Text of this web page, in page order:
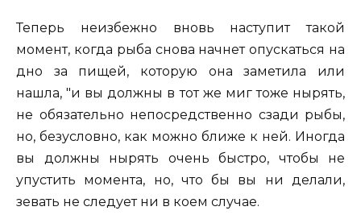
Теперь неизбежно вновь наступит такой
момент, когда рыба снова начнет опускаться на
дно за пищей, которую она заметила или
нашла, "и вы должны в тот же миг тоже нырять,
не обязательно непосредственно сзади рыбы,
но, безусловно, как можно ближе к ней. Иногда
вы должны нырять очень быстро, чтобы не
упустить момента, но, что бы вы ни делали,
зевать не следует ни в коем случае.